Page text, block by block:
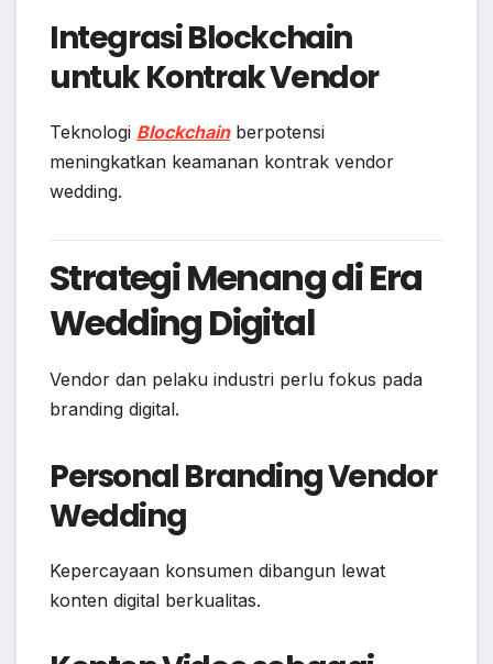
Integrasi Blockchain
untuk Kontrak Vendor
Teknologi Blockchainberpotensi
meningkatkan keamanan kontrak vendor
wedding.
Strategi Menang di Era
Wedding Digital
Vendor dan pelaku industri perlu fokus pada
branding digital.
Personal Branding Vendor
Wedding
Kepercayaan konsumen dibangun lewat
konten digital berkualitas.